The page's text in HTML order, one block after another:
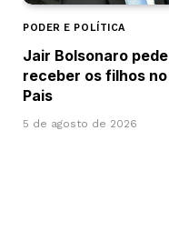
PODER E POLÍTICA
Jair Bolsonaro
receber os filhos
Pais
5 de agosto de 2026